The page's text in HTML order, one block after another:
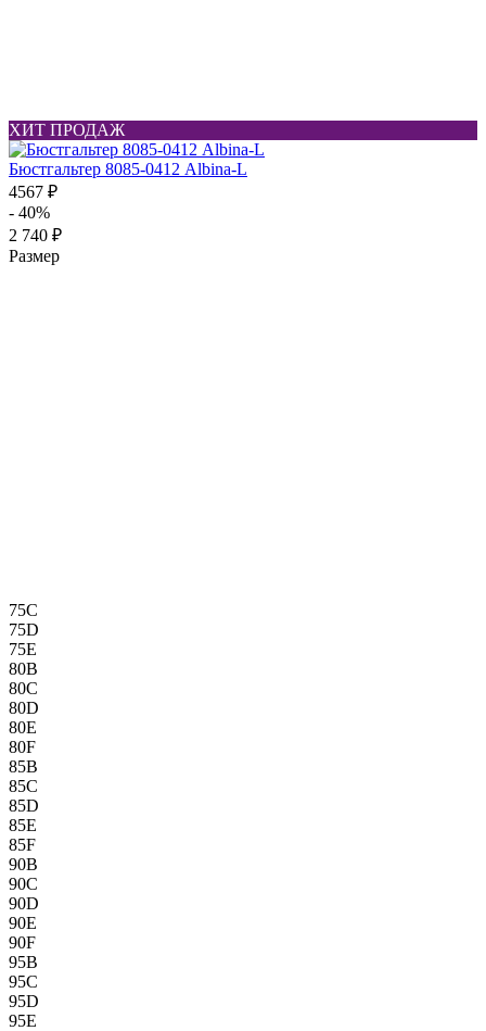
ХИТ ПРОДАЖ
Бюстгальтер 8085-0412 Albina-L
4567 ₽
- 40%
2 740 ₽
Размер
75C
75D
75E
80B
80C
80D
80E
80F
85B
85C
85D
85E
85F
90B
90C
90D
90E
90F
95B
95C
95D
95E